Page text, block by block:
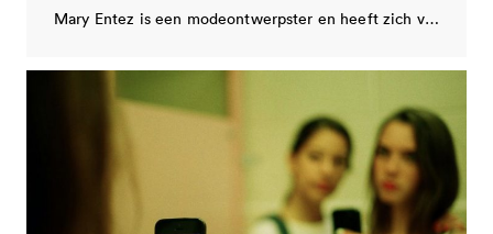
Mary Entez is een modeontwerpster en heeft zich verdiept in Perzische kostuums. Ze brengt een…